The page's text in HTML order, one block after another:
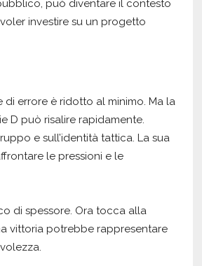
può diventare il contesto
investire su un progetto
errore è ridotto al minimo. Ma la
D può risalire rapidamente.
e sull’identità tattica. La sua
le pressioni e le
di spessore. Ora tocca alla
vittoria potrebbe rappresentare